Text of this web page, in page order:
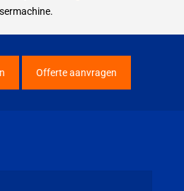
Offerte aanvragen